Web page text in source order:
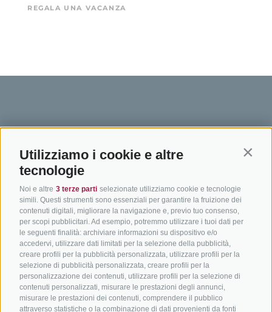
Utilizziamo i cookie e altre
tecnologie
Noi e altre 3 terze parti selezionate utilizziamo cookie e tecnologie
simili. Questi strumenti sono essenziali per garantire la fruizione dei
contenuti digitali, migliorare la navigazione e, previo tuo consenso,
per scopi pubblicitari. Ad esempio, potremmo utilizzare i tuoi dati per
le seguenti finalità: archiviare informazioni su dispositivo e/o
accedervi, utilizzare dati limitati per la selezione della pubblicità,
creare profili per la pubblicità personalizzata, utilizzare profili per la
selezione di pubblicità personalizzata, creare profili per la
personalizzazione dei contenuti, utilizzare profili per la selezione di
contenuti personalizzati, misurare le prestazioni degli annunci,
misurare le prestazioni dei contenuti, comprendere il pubblico
attraverso statistiche o la combinazione di dati provenienti da fonti
REGALA UNA VACANZA
SÜDTIROL
Hotel & pacchetti
Pacchetti vacanze
Buoni vacanza
Hot Deals
Bike & Work
ADIGE
Adige
In bici da corsa in Alto
Adige
Ciclabili in Alto Adige
Scuole bike
Tutti i tour
Come
Meteo
Catalogo